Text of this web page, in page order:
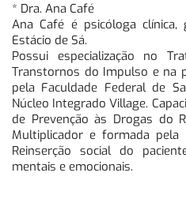
* Dra. Ana Café
Ana Café é psicóloga clínica,
Estácio de Sá.
Possui especialização no
Transtornos do Impulso e na
pela Faculdade Federal de
Núcleo Integrado Village.
de Prevenção às Drogas do
Multiplicador e formada pela
Reinserção social do
mentais e emocionais.